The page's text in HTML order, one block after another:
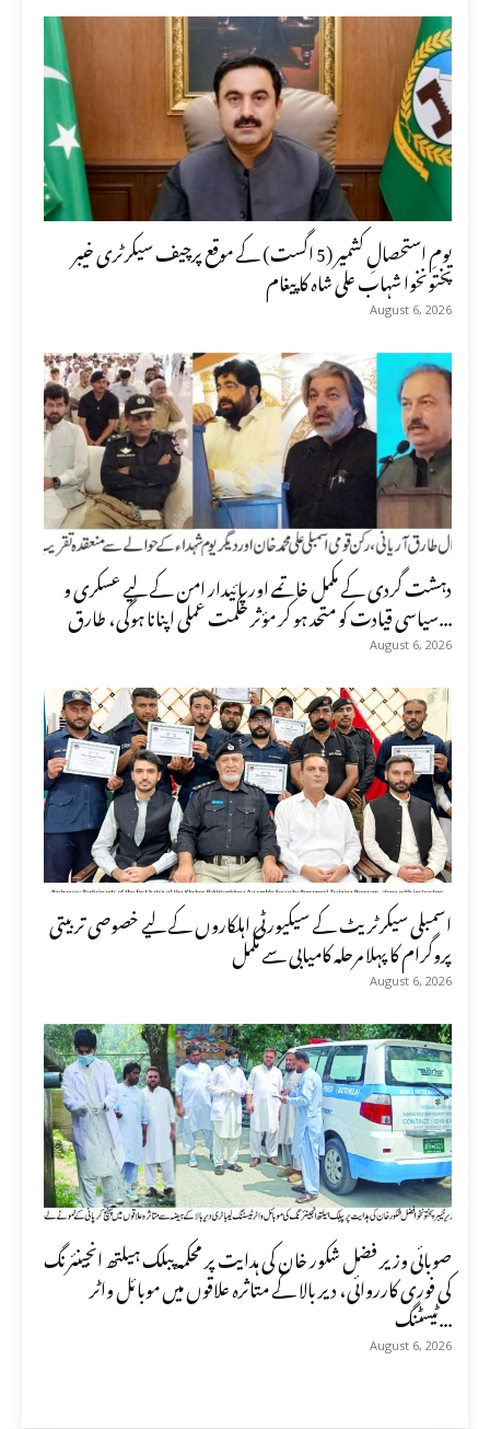
یومِ استحصالِ کشمیر (5 اگست) کے موقع پرچیف سیکرٹری خیبر
پختونخوا شہاب علی شاہ کا پیغام
August 6, 2026
دہشت گردی کے مکمل خاتمے اور پائیدار امن کے لیے عسکری و
سیاسی قیادت کو متحد ہو کر مؤثر حکمت عملی اپنانا ہوگی، طارق...
August 6, 2026
اسمبلی سیکرٹریٹ کے سیکیورٹی اہلکاروں کے لیے خصوصی تربیتی
پروگرام کا پہلا مرحلہ کامیابی سے مکمل
August 6, 2026
صوبائی وزیر فضل شکور خان کی ہدایت پر محکمہ پبلک ہیلتھ انجینئرنگ
کی فوری کارروائی، دیر بالا کے متاثرہ علاقوں میں موبائل واٹر
ٹیسٹنگ...
August 6, 2026